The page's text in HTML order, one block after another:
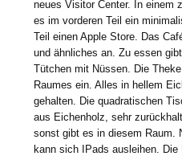
neues Visitor Center. In einem
es im vorderen Teil ein
Teil einen Apple Store. Das
und ähnliches an. Zu essen
Tütchen mit Nüssen. Die
Raumes ein. Alles in hellem
gehalten. Die quadratischen
aus Eichenholz, sehr
sonst gibt es in diesem Raum.
kann sich IPads ausleihen.